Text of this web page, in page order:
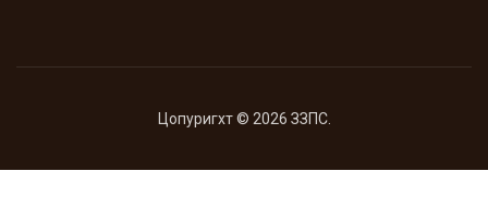
Цопyригхт © 2026 ЗЗПС.